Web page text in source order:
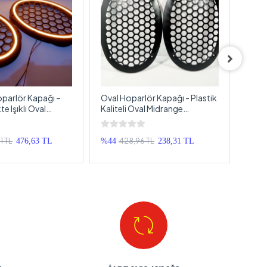
Kapağı –
Işıklı Oval
– 1 Takım
TL 476,63 TL
Oval Hoparlör Kapağı - Plastik
Kaliteli Oval Midrange
Hoparlör Kapak - 2 Adet
%44 428,96 TL 238,31 TL